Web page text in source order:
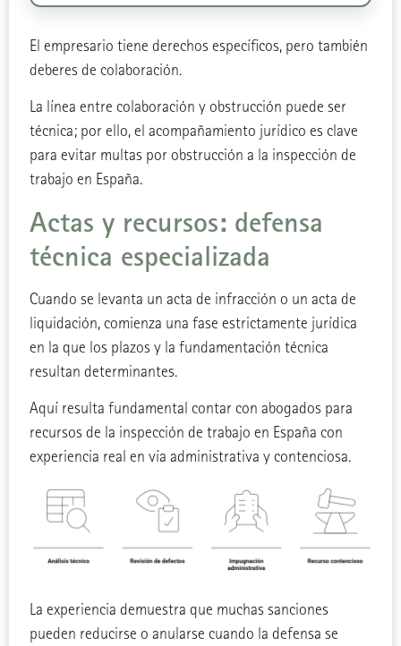
El empresario tiene derechos específicos, pero también
deberes de colaboración.
La línea entre colaboración y obstrucción puede ser
técnica; por ello, el acompañamiento jurídico es clave
para evitar multas por obstrucción a la inspección de
trabajo en España.
Actas y recursos: defensa
técnica especializada
Cuando se levanta un acta de infracción o un acta de
liquidación, comienza una fase estrictamente jurídica
en la que los plazos y la fundamentación técnica
resultan determinantes.
Aquí resulta fundamental contar con abogados para
recursos de la inspección de trabajo en España con
experiencia real en vía administrativa y contenciosa.
La experiencia demuestra que muchas sanciones
pueden reducirse o anularse cuando la defensa se